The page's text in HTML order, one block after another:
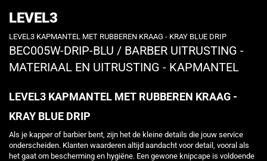
LEVEL3
LEVEL3 KAPMANTEL MET RUBBEREN KRAAG - KRAY BLUE DRIP
BEC005W-DRIP-BLU / BARBER UITRUSTING -
MATERIAAL EN UITRUSTING - KAPMANTEL
LEVEL3 KAPMANTEL MET RUBBEREN KRAAG -
KRAY BLUE DRIP
Als je kapper of barbier bent, zijn het de kleine details die jouw service
onderscheiden. Klanten waarderen altijd aandacht voor detail, vooral als
het gaat om bescherming en hygiëne. Een gewone knipcape is voldoende